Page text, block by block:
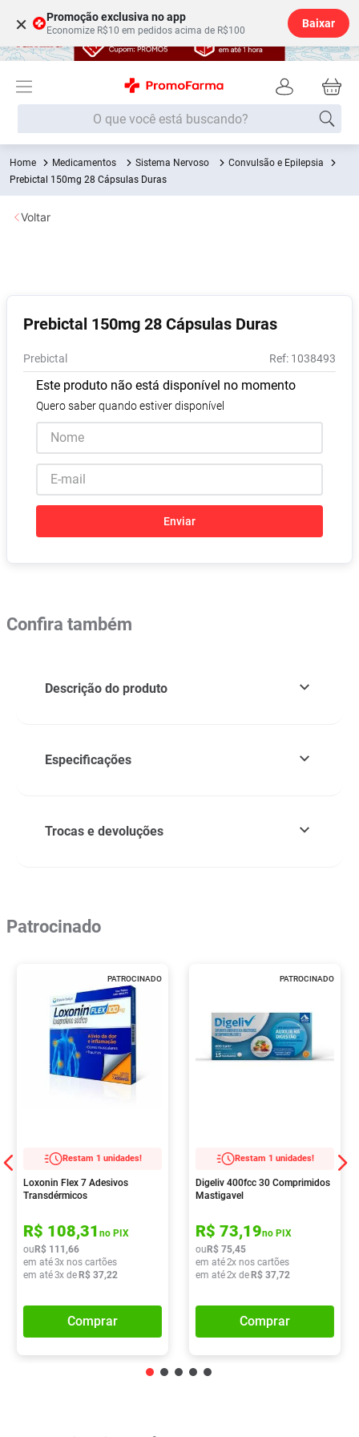
× Promoção exclusiva no app
Economize R$10 em pedidos acima de R$100
Baixar
O que você está buscando?
Medicamentos Sistema Nervoso
Convulsão e Epilepsia
Prebictal 150mg 28 Cápsulas Duras
Prebictal 150mg 28 Cápsulas Duras
Prebictal : 1038493
Este produto não está disponível no momento
Quero saber quando estiver disponível
Enviar
Voltar
Confira também
Descrição do produto
Especificações
Trocas e devoluções
Patrocinado
PATROCINADO
Restam 1 unidades!
Loxonin Flex 7 Adesivos
Transdérmicos
R$ 108,31 no PIX
ou R$ 111 ,66
em até3x nos cartões
em até3x de R$ 37,22
Comprar
PATROCINADO
Restam 1 unidades!
Digeliv 400fcc 30 Comprimidos
Mastigavel
R$ 73,19no PIX
ou R$ 75,45
em até2x nos cartões
em até2x de R$ 37,72
Comprar
Termos mais buscados
1º Fralda
2
6º Shampoo
7º
8 Absorvente
9º Vitamina D
10 º